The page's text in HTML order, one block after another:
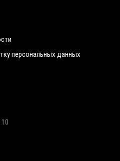
персональных данных